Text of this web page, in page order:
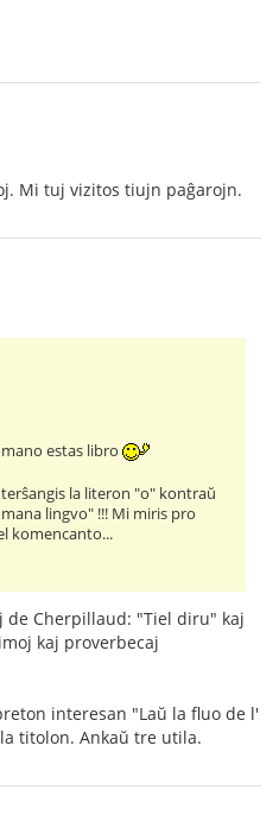
Mi tuj vizitos tiujn paĝarojn.
estas libro
la literon "o" kontraŭ
lingvo" !!! Mi miris pro
komencanto...
de Cherpillaud: "Tiel diru" kaj
kaj proverbecaj
interesan "Laŭ la fluo de l'
titolon. Ankaŭ tre utila.